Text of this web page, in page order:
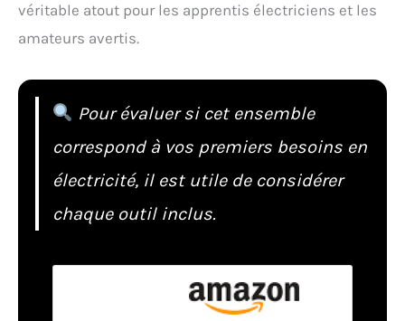
véritable atout pour les apprentis électriciens et les
amateurs avertis.
Pour évaluer si cet ensemble
correspond à vos premiers besoins en
électricité, il est utile de considérer
chaque outil inclus.